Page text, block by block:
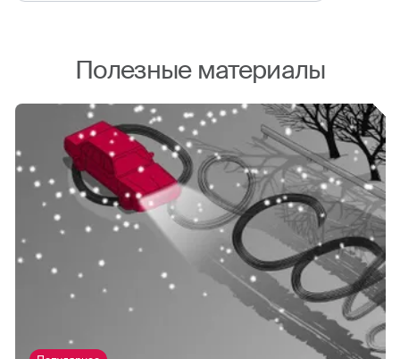
Полезные материалы